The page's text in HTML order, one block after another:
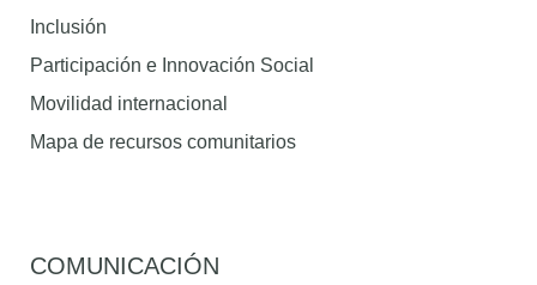
Inclusión
Participación e Innovación Social
Movilidad internacional
Mapa de recursos comunitarios
COMUNICACIÓN